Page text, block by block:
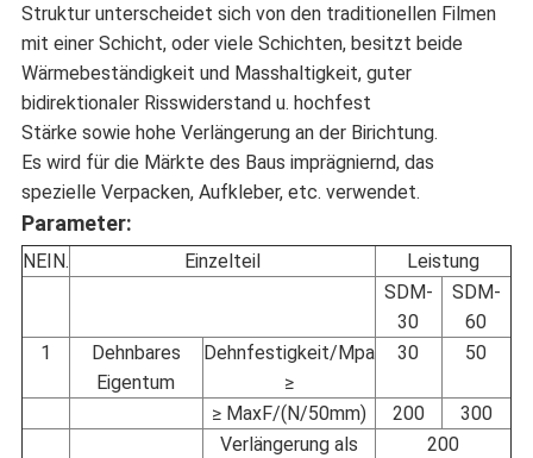
Struktur unterscheidet sich von den traditionellen Filmen
mit einer Schicht, oder viele Schichten, besitzt beide
Wärmebeständigkeit und Masshaltigkeit, guter
bidirektionaler Risswiderstand u. hochfest
Stärke sowie hohe Verlängerung an der Birichtung.
Es wird für die Märkte des Baus imprägniernd, das
spezielle Verpacken, Aufkleber, etc. verwendet.
Parameter:
NEIN. Einzelteil
Leistung
SDM-
30
SDM-
60
1
Dehnbares
Eigentum
Dehnfestigkeit/Mpa
≥
30 50
≥ MaxF/(N/50mm) 200
300
Verlängerung als
200